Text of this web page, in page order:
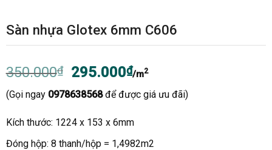
Sàn nhựa Glotex 6mm C606
350.000₫
Giá
gốc
là:
350.000₫.
295.000₫Giá
hiện
tại
295.000₫.
/m2
(Gọi ngay 0978638568để được giá ưu đãi)
Kích thước: 1224 x 153 x 6mm
Đóng hộp: 8 thanh/hộp = 1,4982m2